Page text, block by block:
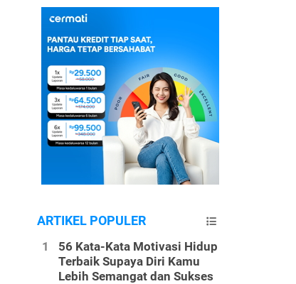
ARTIKEL POPULER
56 Kata-Kata Motivasi Hidup
Terbaik Supaya Diri Kamu
Lebih Semangat dan Sukses